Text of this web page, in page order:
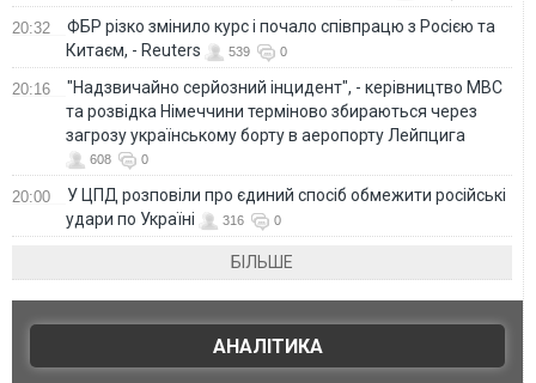
20:32
ФБР різко змінило курс і почало співпрацю з Росією та
Китаєм, - Reuters
539 0
20:16
"Надзвичайно серйозний інцидент", - керівництво МВС
та розвідка Німеччини терміново збираються через
загрозу українському борту в аеропорту Лейпцига
608 0
20:00
У ЦПД розповіли про єдиний спосіб обмежити російські
удари по Україні
316 0
БІЛЬШЕ
АНАЛІТИКА